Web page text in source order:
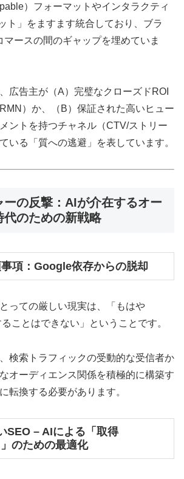
）フォーマットやインタラクティ
ト」をますます統合しており、ブラ
マースの間のギャップを埋めていま
広告主が（A）完璧なクローズドROI
）か、（B）保証された高いヒュー
ントを持つチャネル（CTV/ストリー
いる「質への逃避」を表しています。
ーの反撃：AIが介在するオー
代のための新戦略
項：Google依存からの脱却
っての厳しい現実は、「もはや
ことはできない」ということです。
検索トラフィックの受動的な受信者か
オーディエンス関係を積極的に構築す
転換する必要があります。
SEO – AIによる「取得
のための最適化